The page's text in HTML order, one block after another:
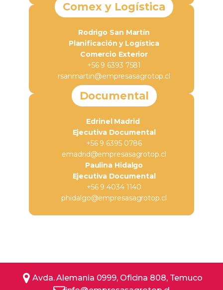
Comex y Logística
Rodrigo San Martín
Planificación y Logística
Comercio Exterior
+56 9 6393 7581
rsanmartin@empresasagrotop.cl
Documental
Edrinel Madrid
Ejecutiva Documental
+56 9 6395 0786
emadrid@empresasagrotop.cl
Paulina Hidalgo
Ejecutiva Documental
+56 9 4034 1140
phidalgo@empresasagrotop.cl
Avda. Alemania 0999, Oficina 808, Temuco